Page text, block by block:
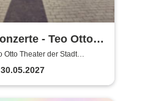
- Teo Otto
Stadt Remscheid
Otto Theater der Stadt